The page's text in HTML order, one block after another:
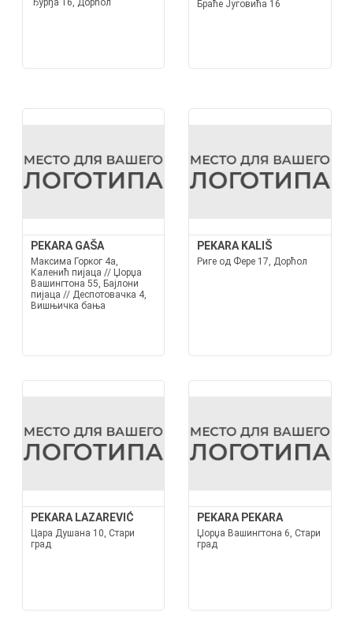
Ђурђа 16, Дорћол Браће Југовића 16
PEKARA GAŠA
Максима Горког 4а,
Каленић пијаца // Џорџа
Вашингтона 55, Бајлони
пијаца // Деспотовачка 4,
Вишњичка бања
PEKARA KALIŠ
Риге од Фере 17, Дорћол
PEKARA LAZAREVIĆ
Цара Душана 10, Стари
град
PEKARA PEKARA
Џорџа Вашингтона 6, Стари
град